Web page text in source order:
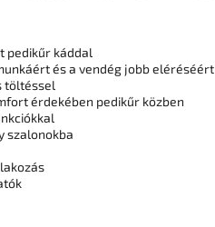
pedikűr káddal
és a vendég jobb eléréséért
töltéssel
érdekében pedikűr közben
szalonokba